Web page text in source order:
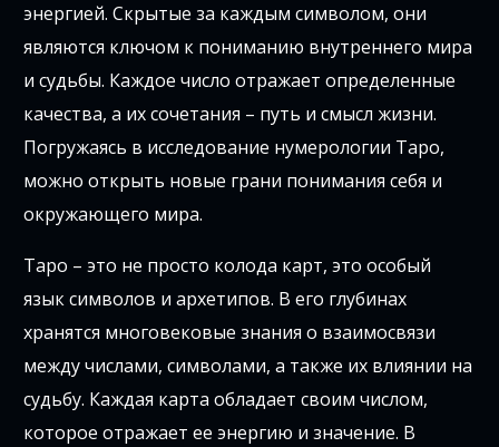
энергией. Скрытые за каждым символом, они
являются ключом к пониманию внутреннего мира
и судьбы. Каждое число отражает определенные
качества, а их сочетания – путь и смысл жизни.
Погружаясь в исследование нумерологии Таро,
можно открыть новые грани понимания себя и
окружающего мира.
Таро – это не просто колода карт, это особый
язык символов и архетипов. В его глубинах
хранятся многовековые знания о взаимосвязи
между числами, символами, а также их влиянии на
судьбу. Каждая карта обладает своим числом,
которое отражает ее энергию и значение. В